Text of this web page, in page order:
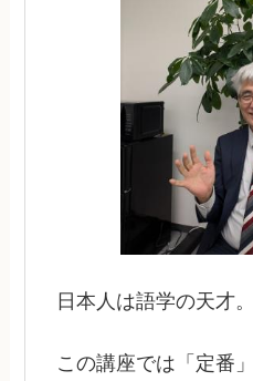
日本人は語学の天才。
この講座では「定番